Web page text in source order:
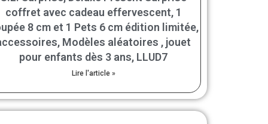
coffret avec cadeau effervescent, 1
8 cm et 1 Pets 6 cm édition limitée,
Modèles aléatoires , jouet
pour enfants dès 3 ans, LLUD7
Lire l'article »